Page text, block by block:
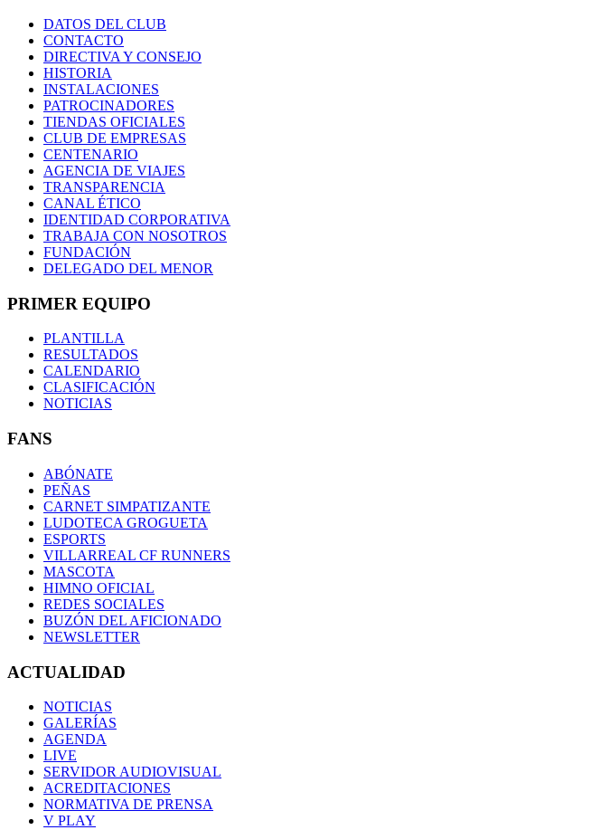
DATOS DEL CLUB
CONTACTO
DIRECTIVA Y CONSEJO
HISTORIA
INSTALACIONES
PATROCINADORES
TIENDAS OFICIALES
CLUB DE EMPRESAS
CENTENARIO
AGENCIA DE VIAJES
TRANSPARENCIA
CANAL ÉTICO
IDENTIDAD CORPORATIVA
TRABAJA CON NOSOTROS
FUNDACIÓN
DELEGADO DEL MENOR
PRIMER EQUIPO
PLANTILLA
RESULTADOS
CALENDARIO
CLASIFICACIÓN
NOTICIAS
FANS
ABÓNATE
PEÑAS
CARNET SIMPATIZANTE
LUDOTECA GROGUETA
ESPORTS
VILLARREAL CF RUNNERS
MASCOTA
HIMNO OFICIAL
REDES SOCIALES
BUZÓN DEL AFICIONADO
NEWSLETTER
ACTUALIDAD
NOTICIAS
GALERÍAS
AGENDA
LIVE
SERVIDOR AUDIOVISUAL
ACREDITACIONES
NORMATIVA DE PRENSA
V PLAY